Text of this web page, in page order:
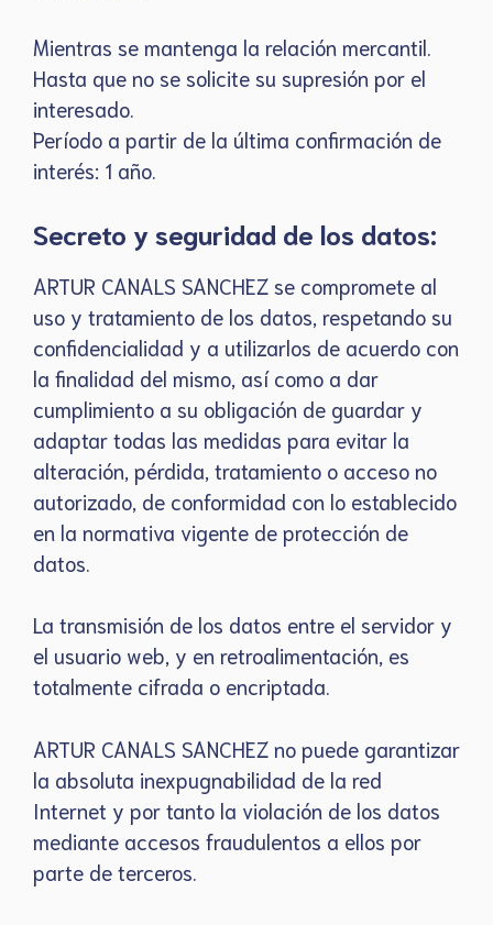
Mientras se mantenga la relación mercantil.
Hasta que no se solicite su supresión por el
interesado.
Período a partir de la última confirmación de
interés: 1 año.
Secreto y seguridad de los datos:
ARTUR CANALS SANCHEZ se compromete al
uso y tratamiento de los datos, respetando su
confidencialidad y a utilizarlos de acuerdo con
la finalidad del mismo, así como a dar
cumplimiento a su obligación de guardar y
adaptar todas las medidas para evitar la
alteración, pérdida, tratamiento o acceso no
autorizado, de conformidad con lo establecido
en la normativa vigente de protección de
datos.
La transmisión de los datos entre el servidor y
el usuario web, y en retroalimentación, es
totalmente cifrada o encriptada.
ARTUR CANALS SANCHEZ no puede garantizar
la absoluta inexpugnabilidad de la red
Internet y por tanto la violación de los datos
mediante accesos fraudulentos a ellos por
parte de terceros.